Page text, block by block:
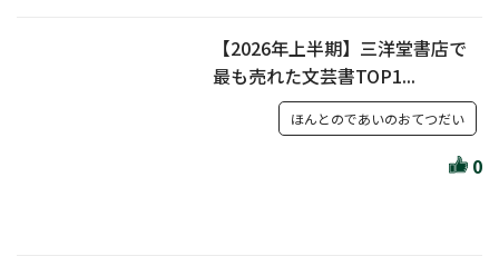
【2026年上半期】三洋堂書店で
最も売れた文芸書TOP1...
ほんとのであいのおてつだい
0